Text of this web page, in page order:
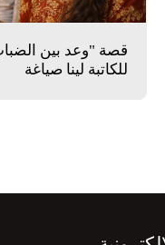
للكاتبة لينا صياغة